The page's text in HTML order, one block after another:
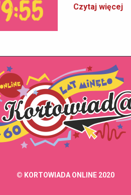
Czytaj więcej
© KORTOWIADA ONLINE 2020